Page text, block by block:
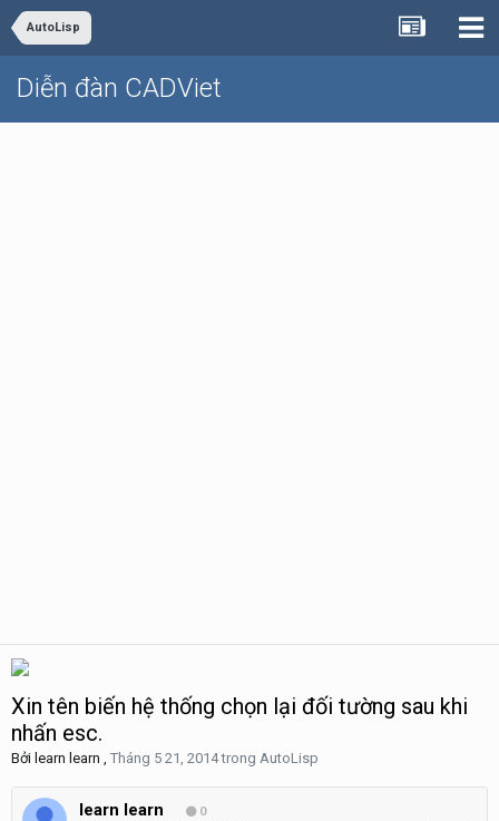
AutoLisp
Diễn đàn CADViet
Xin tên biến hệ thống chọn lại đối tường sau khi
nhấn esc.
Bởi learn learn , Tháng 5 21, 2014trong AutoLisp
learn learn 0